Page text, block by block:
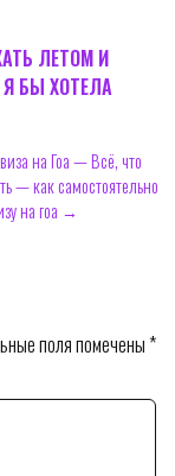
ЛЕТОМ И
БЫ ХОТЕЛА
на Гоа — Всё, что
— как самостоятельно
на гоа →
поля помечены*